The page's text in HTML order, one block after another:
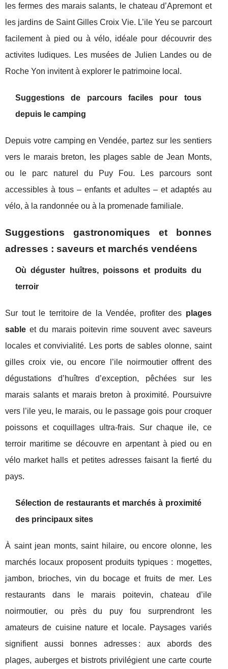
les fermes des marais salants, le chateau d’Apremont et
les jardins de Saint Gilles Croix Vie. L’ile Yeu se parcourt
facilement à pied ou à vélo, idéale pour découvrir des
activites ludiques. Les musées de Julien Landes ou de
Roche Yon invitent à explorer le patrimoine local.
Suggestions de parcours faciles pour tous
depuis le camping
Depuis votre camping en Vendée, partez sur les sentiers
vers le marais breton, les plages sable de Jean Monts,
ou le parc naturel du Puy Fou. Les parcours sont
accessibles à tous – enfants et adultes – et adaptés au
vélo, à la randonnée ou à la promenade familiale.
Suggestions gastronomiques et bonnes
adresses : saveurs et marchés vendéens
Où déguster huîtres, poissons et produits du
terroir
Sur tout le territoire de la Vendée, profiter des plages
sable et du marais poitevin rime souvent avec saveurs
locales et convivialité. Les ports de sables olonne, saint
gilles croix vie, ou encore l’ile noirmoutier offrent des
dégustations d’huîtres d’exception, pêchées sur les
marais salants et marais breton à proximité. Poursuivre
vers l’ile yeu, le marais, ou le passage gois pour croquer
poissons et coquillages ultra-frais. Sur chaque ile, ce
terroir maritime se découvre en arpentant à pied ou en
vélo market halls et petites adresses faisant la fierté du
pays.
Sélection de restaurants et marchés à proximité
des principaux sites
À saint jean monts, saint hilaire, ou encore olonne, les
marchés locaux proposent produits typiques : mogettes,
jambon, brioches, vin du bocage et fruits de mer. Les
restaurants dans le marais poitevin, chateau d’ile
noirmoutier, ou près du puy fou surprendront les
amateurs de cuisine nature et locale. Paysages variés
signifient aussi bonnes adresses : aux abords des
plages, auberges et bistrots privilégient une carte courte